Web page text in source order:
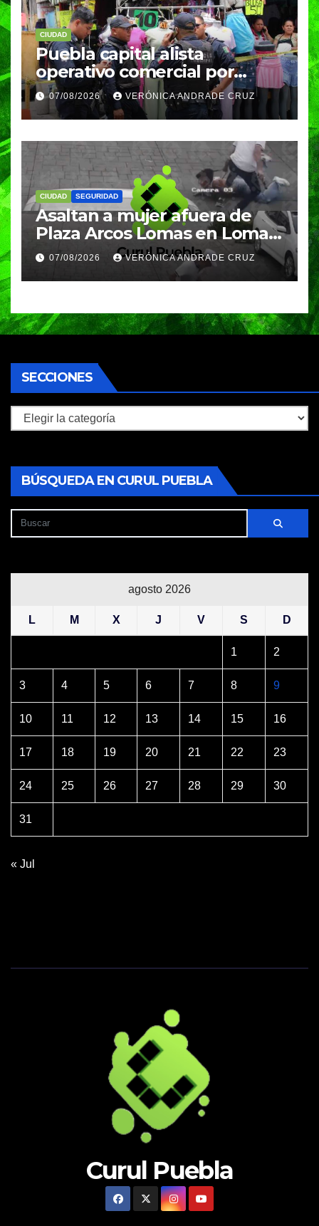
CIUDAD
Puebla capital alista
operativo comercial por
fiestas patrias y regreso a
clases
07/08/2026 VERÓNICA ANDRADE CRUZ
CIUDAD SEGURIDAD
Asaltan a mujer afuera de
Plaza Arcos Lomas en Lomas
de Angelópolis; delincuentes
huyeron en auto
07/08/2026 VERÓNICA ANDRADE CRUZ
SECCIONES
Secciones
BÚSQUEDA EN CURUL PUEBLA
agosto 2026
L M X J V S D
1 2
3 4 5 6 7 8 9
10 11 12 13 14 15 16
17 18 19 20 21 22 23
24 25 26 27 28 29 30
31
« Jul
Curul Puebla